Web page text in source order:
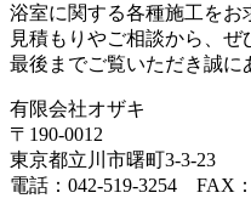
浴室に関する各種施工をお
見積もりやご相談から、ぜ
最後までご覧いただき誠に
有限会社オザキ
〒190-0012
東京都立川市曙町3-3-23
電話：042-519-3254 FAX